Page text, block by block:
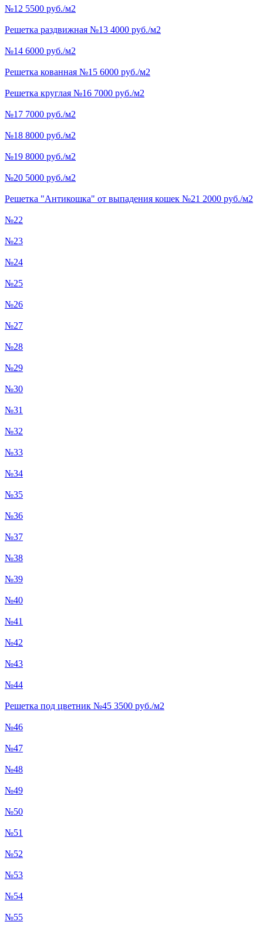
№12 5500 руб./м2
Решетка раздвижная №13 4000 руб./м2
№14 6000 руб./м2
Решетка кованная №15 6000 руб./м2
Решетка круглая №16 7000 руб./м2
№17 7000 руб./м2
№18 8000 руб./м2
№19 8000 руб./м2
№20 5000 руб./м2
Решетка "Антикошка" от выпадения кошек №21 2000 руб./м2
№22
№23
№24
№25
№26
№27
№28
№29
№30
№31
№32
№33
№34
№35
№36
№37
№38
№39
№40
№41
№42
№43
№44
Решетка под цветник №45 3500 руб./м2
№46
№47
№48
№49
№50
№51
№52
№53
№54
№55